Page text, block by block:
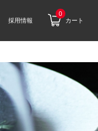
採用情報
0
カート